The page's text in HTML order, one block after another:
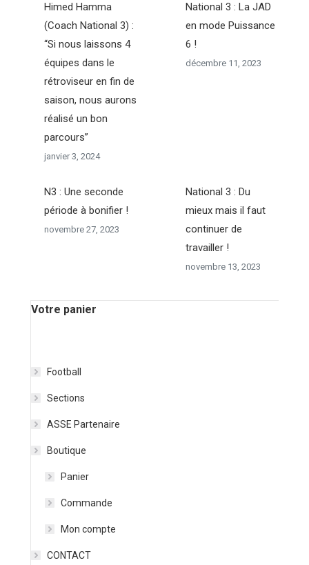
Himed Hamma
(Coach National 3) :
“Si nous laissons 4
équipes dans le
rétroviseur en fin de
saison, nous aurons
réalisé un bon
parcours”
janvier 3, 2024
National 3 : La JAD
en mode Puissance
6 !
décembre 11, 2023
N3 : Une seconde
période à bonifier !
novembre 27, 2023
National 3 : Du
mieux mais il faut
continuer de
travailler !
novembre 13, 2023
Votre panier
Football
Sections
ASSE Partenaire
Boutique
Panier
Commande
Mon compte
CONTACT